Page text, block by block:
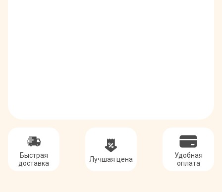
Быстрая
доставка
Лучшая цена
Удобная
оплата